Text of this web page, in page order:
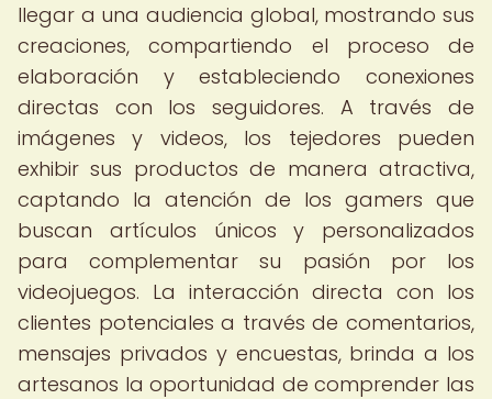
llegar a una audiencia global, mostrando sus
creaciones, compartiendo el proceso de
elaboración y estableciendo conexiones
directas con los seguidores. A través de
imágenes y videos, los tejedores pueden
exhibir sus productos de manera atractiva,
captando la atención de los gamers que
buscan artículos únicos y personalizados
para complementar su pasión por los
videojuegos. La interacción directa con los
clientes potenciales a través de comentarios,
mensajes privados y encuestas, brinda a los
artesanos la oportunidad de comprender las